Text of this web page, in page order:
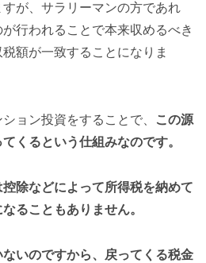
が、サラリーマンの方であれ
行われることで本来収めるべき
額が一致することになりま
ョン投資をすることで、
この源
くるという仕組みなのです。
除などによって所得税を納めて
ることもありません。
いのですから、戻ってくる税金